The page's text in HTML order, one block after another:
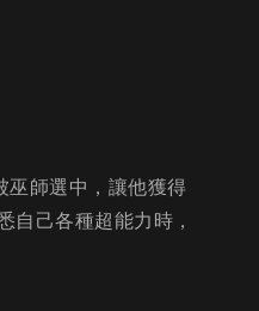
巫師選中，讓他獲得
自己各種超能力時，